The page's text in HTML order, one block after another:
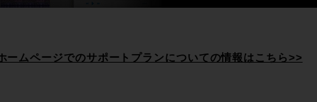
ームページでのサポートプランについての情報はこちら>>